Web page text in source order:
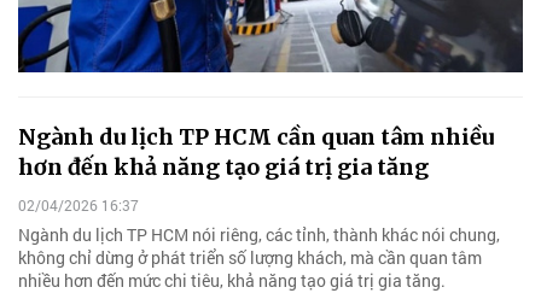
Ngành du lịch TP HCM cần quan tâm nhiều
hơn đến khả năng tạo giá trị gia tăng
02/04/2026 16:37
Ngành du lịch TP HCM nói riêng, các tỉnh, thành khác nói chung,
không chỉ dừng ở phát triển số lượng khách, mà cần quan tâm
nhiều hơn đến mức chi tiêu, khả năng tạo giá trị gia tăng.